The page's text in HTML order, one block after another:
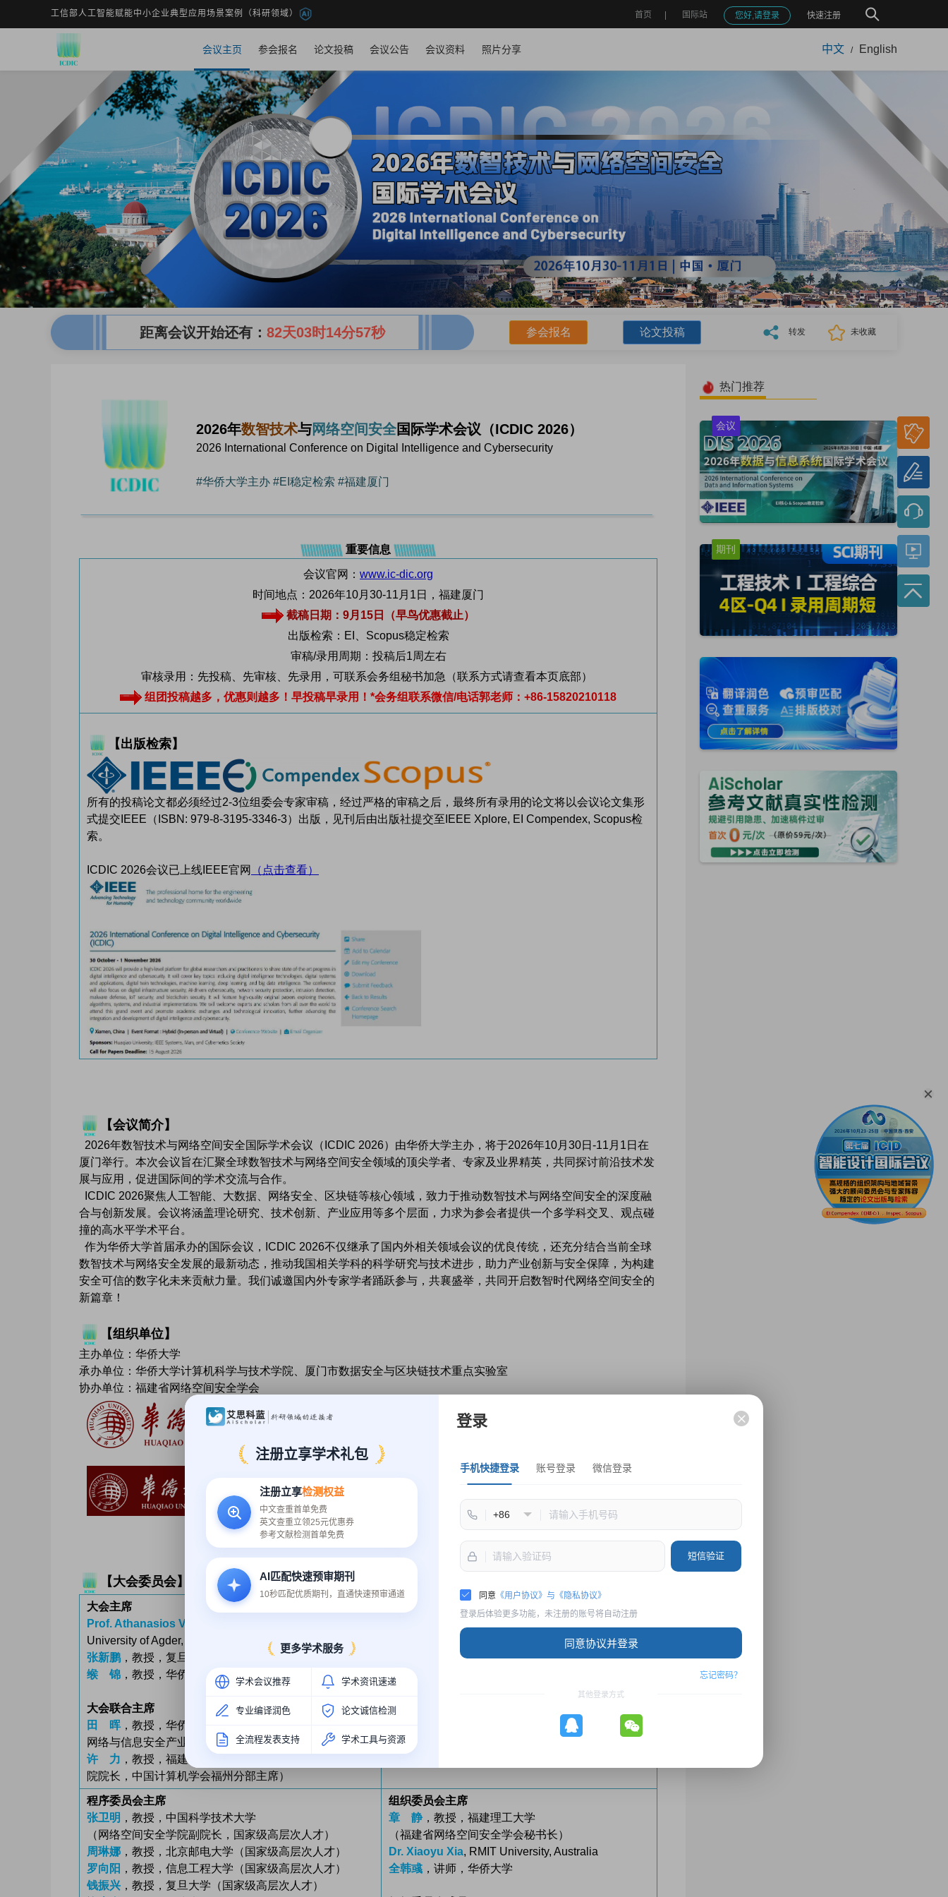
注册立享学术礼包
注册立享检测权益
中文查重首单免费
英文查重立领25元优惠券
参考文献检测首单免费
AI匹配快速预审期刊
10秒匹配优质期刊，直通快速预审通道
更多学术服务
学术会议推荐 学术资讯速递
专业编译润色 论文诚信检测
全流程发表支持 学术工具与资源
登录
手机快捷登录 账号登录 微信登录
短信验证
同意 《用户协议》与《隐私协议》
登录后体验更多功能，未注册的账号将自动注册
同意协议并登录
忘记密码？
其他登录方式
工信部人工智能赋能中小企业典型应用场景案例（科研领域） 首页 国际站 您好,请登录 快速注册
会议主页 参会报名 论文投稿 会议公告 会议资料 照片分享 中文 / English
距离会议开始还有： 82天03时14分56秒 参会报名 论文投稿 转发 未收藏
2026年数智技术与网络空间安全国际学术会议（ICDIC 2026）
2026 International Conference on Digital Intelligence and Cybersecurity
#华侨大学主办 #EI稳定检索 #福建厦门
重要信息
会议官网： www.ic-dic.org
时间地点：2026年10月30-11月1日，福建厦门
截稿日期：9月15日（早鸟优惠截止）
出版检索：EI、Scopus稳定检索
审稿/录用周期：投稿后1周左右
审核录用：先投稿、先审核、先录用，可联系会务组秘书加急（联系方式请查看本页底部）
组团投稿越多，优惠则越多！早投稿早录用！*会务组联系微信/电话郭老师：+86-15820210118
【出版检索】
所有的投稿论文都必须经过2-3位组委会专家审稿，经过严格的审稿之后，最终所有录用的论文将以会议论文集形
式提交IEEE（ISBN: 979-8-3195-3346-3）出版，见刊后由出版社提交至IEEE Xplore, EI Compendex, Scopus检
索。
ICDIC 2026会议已上线IEEE官网 （点击查看）
【会议简介】
2026年数智技术与网络空间安全国际学术会议（ICDIC 2026）由华侨大学主办，将于2026年10月30日-11月1日在
厦门举行。本次会议旨在汇聚全球数智技术与网络空间安全领域的顶尖学者、专家及业界精英，共同探讨前沿技术发
展与应用，促进国际间的学术交流与合作。
ICDIC 2026聚焦人工智能、大数据、网络安全、区块链等核心领域，致力于推动数智技术与网络空间安全的深度融
合与创新发展。会议将涵盖理论研究、技术创新、产业应用等多个层面，力求为参会者提供一个多学科交叉、观点碰
撞的高水平学术平台。
作为华侨大学首届承办的国际会议，ICDIC 2026不仅继承了国内外相关领域会议的优良传统，还充分结合当前全球
数智技术与网络安全发展的最新动态，推动我国相关学科的科学研究与技术进步，助力产业创新与安全保障，为构建
安全可信的数字化未来贡献力量。我们诚邀国内外专家学者踊跃参与，共襄盛举，共同开启数智时代网络空间安全的
新篇章！
【组织单位】
主办单位：华侨大学
承办单位：华侨大学计算机科学与技术学院、厦门市数据安全与区块链技术重点实验室
协办单位：福建省网络空间安全学会
【大会委员会】
大会主席
Prof. Athanasios V. Vasilakos
University of Agder, Norway (IEEE Fellow)
张新鹏 ，教授，复旦大学（国家级高层次人才）
缑 锦 ，教授，华侨大学
大会联合主席
田 晖，教授，华侨大学（计算机科学与技术学院院长，
网络与信息安全产业学院院长）
许 力 ，教授，福建师范大学（计算机与网络空间安全学
院院长，中国计算机学会福州分部主席）
出版主席
（计算机科学与技术学院院长助理）
李 越
程序委员会主席
张卫明 ，教授，中国科学技术大学
（网络空间安全学院副院长，国家级高层次人才）
周琳娜 ，教授，北京邮电大学（国家级高层次人才）
罗向阳 ，教授，信息工程大学（国家级高层次人才）
钱振兴 ，教授，复旦大学（国家级高层次人才）
组织委员会主席
章 静，教授，福建理工大学
（福建省网络空间安全学会秘书长）
Dr. Xiaoyu Xia, RMIT University, Australia
全韩彧 ，讲师，华侨大学
热门推荐
会议
期刊
参会
报名
论文
投稿